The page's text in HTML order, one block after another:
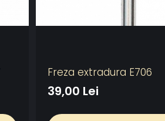
Freza extradura E706
39,00 Lei